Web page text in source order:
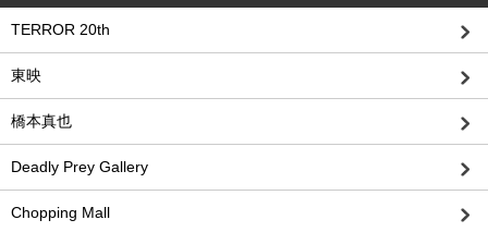
TERROR 20th
東映
橋本真也
Deadly Prey Gallery
Chopping Mall